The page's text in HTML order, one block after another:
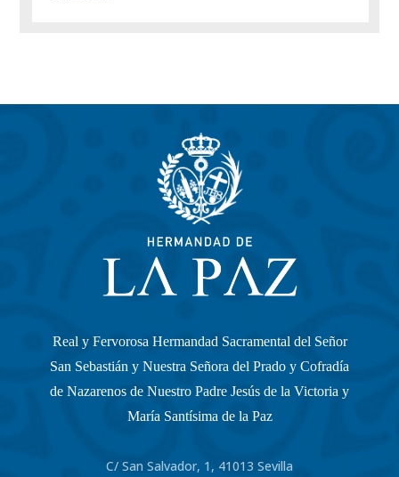
Real y Fervorosa Hermandad Sacramental del Señor
San Sebastián y Nuestra Señora del Prado y Cofradía
de Nazarenos de Nuestro Padre Jesús de la Victoria y
María Santísima de la Paz
C/ San Salvador, 1, 41013 Sevilla